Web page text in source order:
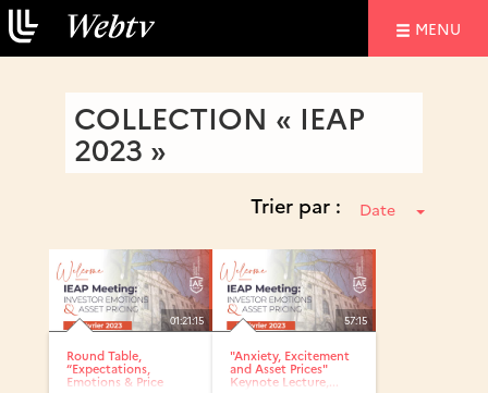
MENU
COLLECTION « IEAP
2023 »
Trier par : Date
01:21:15
Round Table,
“Expectations,
Emotions & Price
57:15
"Anxiety, Excitement
and Asset Prices"
Keynote Lecture,...